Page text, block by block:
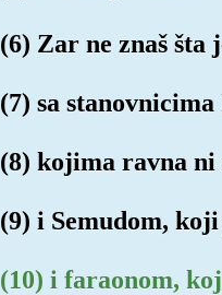
(6) Zar ne znaš šta
(7) sa
(8) kojima ravna
(9) i Semudom,
(10) i faraonom,